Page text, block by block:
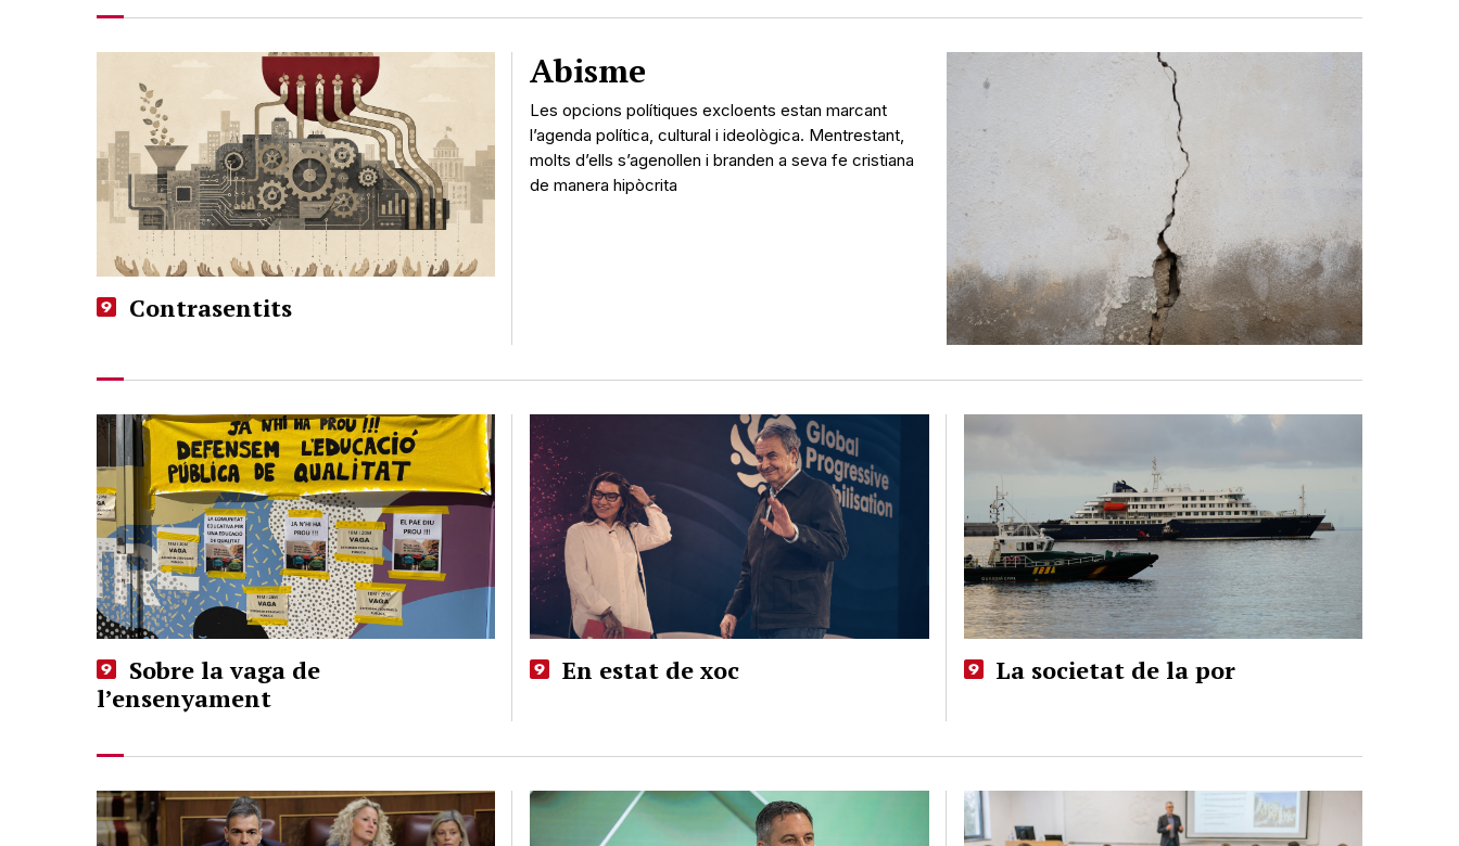
Contrasentits
Abisme
Les opcions polítiques excloents estan marcant
l’agenda política, cultural i ideològica. Mentrestant,
molts d’ells s’agenollen i branden a seva fe cristiana
de manera hipòcrita
Sobre la vaga de
l’ensenyament
En estat de xoc La societat de la por